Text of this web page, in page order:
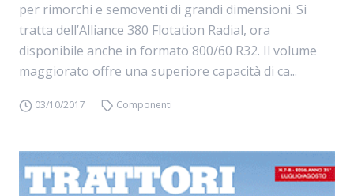
per rimorchi e semoventi di grandi dimensioni. Si
tratta dell’Alliance 380 Flotation Radial, ora
disponibile anche in formato 800/60 R32. Il volume
maggiorato offre una superiore capacità di ca...
03/10/2017 Componenti